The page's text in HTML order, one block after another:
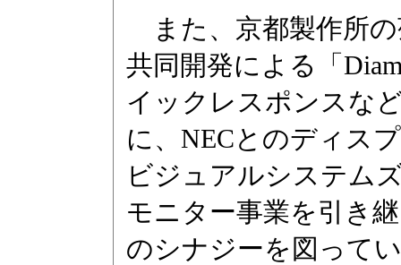
また、京都製作所
共同開発による「
イックレスポンスな
に、NECとのディス
ビジュアルシステム
モニター事業を引き
のシナジーを図って